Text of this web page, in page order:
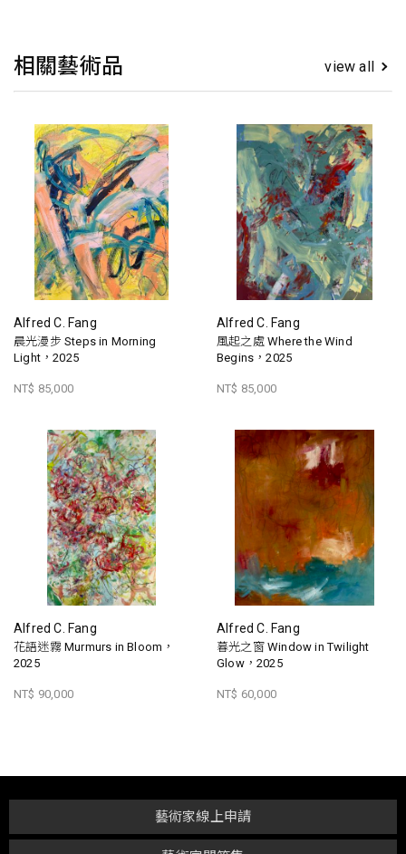
相關藝術品 view all
Alfred C. Fang
晨光漫步 Steps in Morning
Light，2025
NT$ 85,000
Alfred C. Fang
風起之處 Where the Wind
Begins，2025
NT$ 85,000
Alfred C. Fang
花語迷霧 Murmurs in Bloom，
2025
NT$ 90,000
Alfred C. Fang
暮光之窗 Window in Twilight
Glow，2025
NT$ 60,000
藝術家線上申請